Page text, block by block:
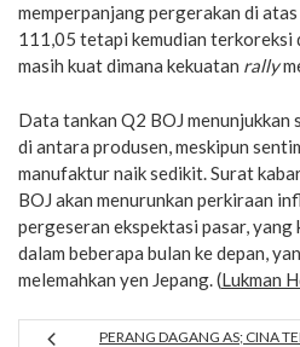
memperpanjang pergerakan di
111,05 tetapi kemudian terkoreksi
masih kuat dimana kekuatan rally
Data tankan Q2 BOJ menunjukkan
di antara produsen, meskipun
manufaktur naik sedikit. Surat
BOJ akan menurunkan perkiraan
pergeseran ekspektasi pasar,
dalam beberapa bulan ke depan,
melemahkan yen Jepang. (Lukman
PERANG DAGANG AS; CINA